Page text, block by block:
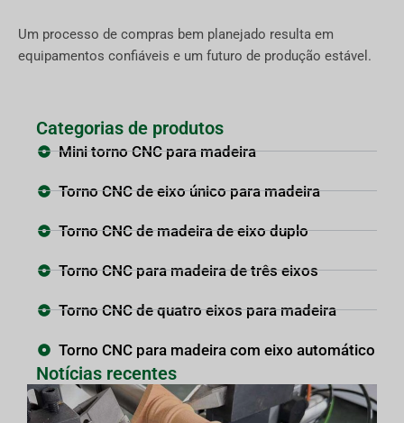
Um processo de compras bem planejado resulta em
equipamentos confiáveis e um futuro de produção estável.
Categorias de produtos
Mini torno CNC para madeira
Torno CNC de eixo único para madeira
Torno CNC de madeira de eixo duplo
Torno CNC para madeira de três eixos
Torno CNC de quatro eixos para madeira
Torno CNC para madeira com eixo automático
Notícias recentes